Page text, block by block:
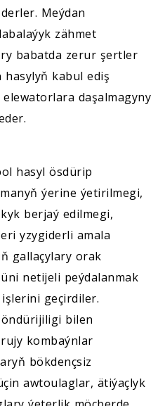
Meýdan
zähmet
babatda zerur şertler
hasylyň kabul ediş
daşalmagyny
hasyl ösdürip
ýerine ýetirilmegi,
berjaý edilmegi,
yzygiderli amala
gallaçylary orak
netijeli peýdalanmak
geçirdiler.
bilen
kombaýnlar
bökdençsiz
awtoulaglar, ätiýaçlyk